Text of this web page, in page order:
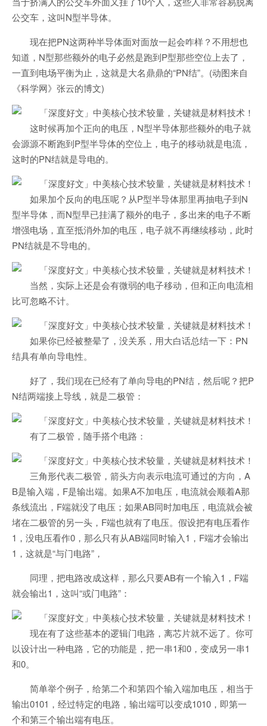
公交车，这叫N型半导体。
现在把PN这两种半导体面对面放一起会咋样？不用想也
知道，N型那些额外的电子必然是跑到P型那些空位上去了，
一直到电场平衡为止，这就是大名鼎鼎的“PN结”。(动图来自
《科学网》张云的博文)
这时候再加个正向的电压，N型半导体那些额外的电子就
会源源不断跑到P型半导体的空位上，电子的移动就是电流，
这时的PN结就是导电的。
如果加个反向的电压呢？从P型半导体那里再抽电子到N
型半导体，而N型早已挂满了额外的电子，多出来的电子不断
增强电场，直至抵消外加的电压，电子就不再继续移动，此时
PN结就是不导电的。
当然，实际上还是会有微弱的电子移动，但和正向电流相
比可忽略不计。
如果你已经被整晕了，没关系，用大白话总结一下：PN
结具有单向导电性。
好了，我们现在已经有了单向导电的PN结，然后呢？把P
N结两端接上导线，就是二极管：
有了二极管，随手搭个电路：
三角形代表二极管，箭头方向表示电流可通过的方向，A
B是输入端，F是输出端。如果A不加电压，电流就会顺着A那
条线流出，F端就没了电压；如果AB同时加电压，电流就会被
堵在二极管的另一头，F端也就有了电压。假设把有电压看作
1，没电压看作0，那么只有从AB端同时输入1，F端才会输出
1，这就是“与门电路”，
同理，把电路改成这样，那么只要AB有一个输入1，F端
就会输出1，这叫“或门电路”：
现在有了这些基本的逻辑门电路，离芯片就不远了。你可
以设计出一种电路，它的功能是，把一串1和0，变成另一串1
和0。
简单举个例子，给第二个和第四个输入端加电压，相当于
输出0101，经过特定的电路，输出端可以变成1010，即第一
个和第三个输出端有电压。